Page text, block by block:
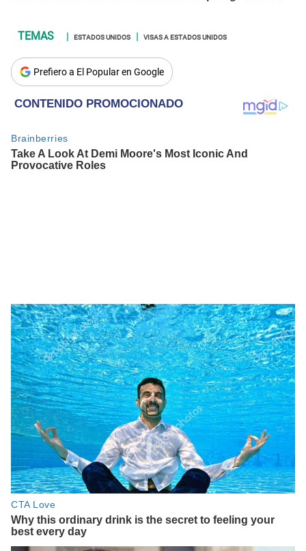
ESTADOS UNIDOS VISAS A ESTADOS UNIDOS
Prefiero a El Popular en Google